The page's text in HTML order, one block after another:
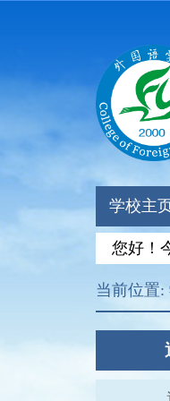
学校主
您好！
当前位置: